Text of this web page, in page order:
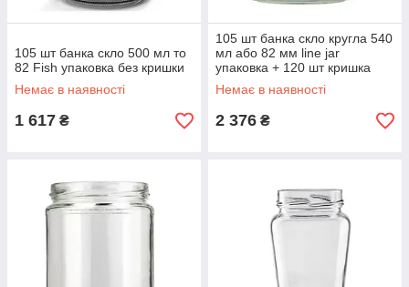
105 шт банка скло 500 мл то
82 Fish упаковка без кришки
Немає в наявності
1 617 ₴
105 шт банка скло кругла 540
мл або 82 мм line jar
упаковка + 120 шт кришка
твіст офф 82 мм на вибір
Немає в наявності
2 376 ₴